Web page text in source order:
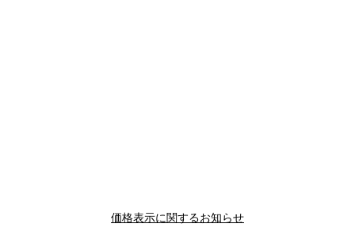
価格表示に関するお知らせ